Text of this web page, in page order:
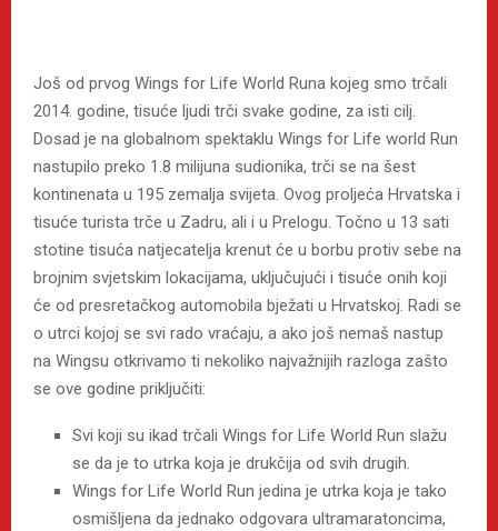
Još od prvog Wings for Life World Runa kojeg smo trčali
2014. godine, tisuće ljudi trči svake godine, za isti cilj.
Dosad je na globalnom spektaklu Wings for Life world Run
nastupilo preko 1.8 milijuna sudionika, trči se na šest
kontinenata u 195 zemalja svijeta. Ovog proljeća Hrvatska i
tisuće turista trče u Zadru, ali i u Prelogu. Točno u 13 sati
stotine tisuća natjecatelja krenut će u borbu protiv sebe na
brojnim svjetskim lokacijama, uključujući i tisuće onih koji
će od presretačkog automobila bježati u Hrvatskoj. Radi se
o utrci kojoj se svi rado vraćaju, a ako još nemaš nastup
na Wingsu otkrivamo ti nekoliko najvažnijih razloga zašto
se ove godine priključiti:
Svi koji su ikad trčali Wings for Life World Run slažu
se da je to utrka koja je drukčija od svih drugih.
Wings for Life World Run jedina je utrka koja je tako
osmišljena da jednako odgovara ultramaratoncima,